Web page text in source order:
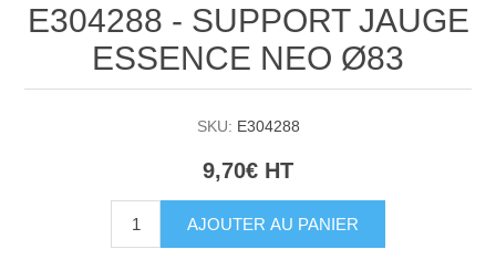
E304288 - SUPPORT JAUGE
ESSENCE NEO Ø83
SKU: E304288
9,70€ HT
AJOUTER AU PANIER